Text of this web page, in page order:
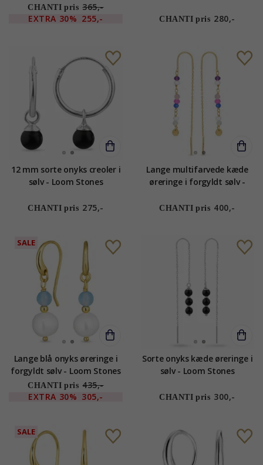
CHANTI pris 365,-
EXTRA 30% 255,- CHANTI pris 280,-
12 mm sorte onyks creoler i
sølv - Loom Stones
CHANTI pris 275,-
Lange multifarvede kæde
øreringe i forgyldt sølv -
CHANTI pris 400,-
SALE
Lange blå onyks øreringe i
forgyldt sølv - Loom Stones
CHANTI pris 435,-
EXTRA 30% 305,-
Sorte onyks kæde øreringe i
sølv - Loom Stones
CHANTI pris 300,-
SALE